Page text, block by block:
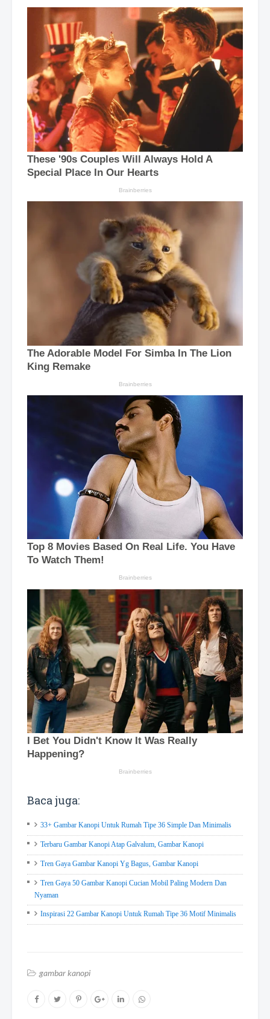
Baca juga:
33+ Gambar Kanopi Untuk Rumah Tipe 36 Simple Dan Minimalis
Terbaru Gambar Kanopi Atap Galvalum, Gambar Kanopi
Tren Gaya Gambar Kanopi Yg Bagus, Gambar Kanopi
Tren Gaya 50 Gambar Kanopi Cucian Mobil Paling Modern Dan
Nyaman
Inspirasi 22 Gambar Kanopi Untuk Rumah Tipe 36 Motif Minimalis
gambar kanopi